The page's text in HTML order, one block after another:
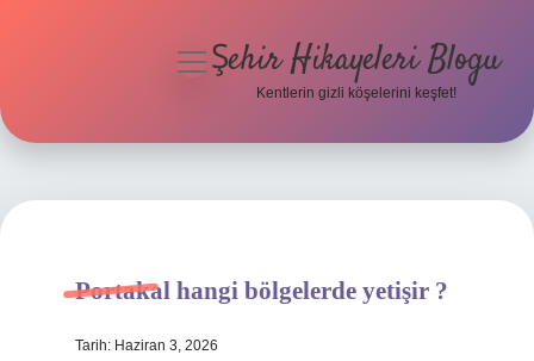
Hakkımızda
menüyüŞehir Hikayeleri Blogu
Kentlerin gizli köşelerini keşfet!
Portakal hangi bölgelerde yetişir ?
Tarih: Haziran 3, 2026